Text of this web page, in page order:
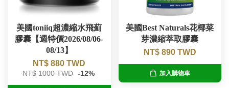
美國toniiq超濃縮水飛薊
膠囊【週特價2026/08/06-
08/13】
NT$ 880 TWD
NT$ 1000 TWD -12%
美國Best Naturals花椰菜
芽濃縮萃取膠囊
NT$ 890 TWD
加入購物車